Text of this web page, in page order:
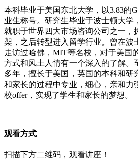
本科毕业于美国东北大学，以3.83的
业生称号。研究生毕业于波士顿大学
就职于世界四大市场咨询公司之一，
架，之后转型进入留学行业。曾在波
走访过哈佛，MIT等名校，对于美国
方式和风土人情有一个深入的了解。
多年，擅长于美国，英国的本科和研
和家长的过程中专业，细心，亲和力
校offer，实现了学生和家长的梦想。
观看方式
扫描下方二维码，观看讲座！